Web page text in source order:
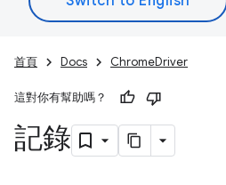
首頁 Docs ChromeDriver
這對你有幫助嗎？
記錄